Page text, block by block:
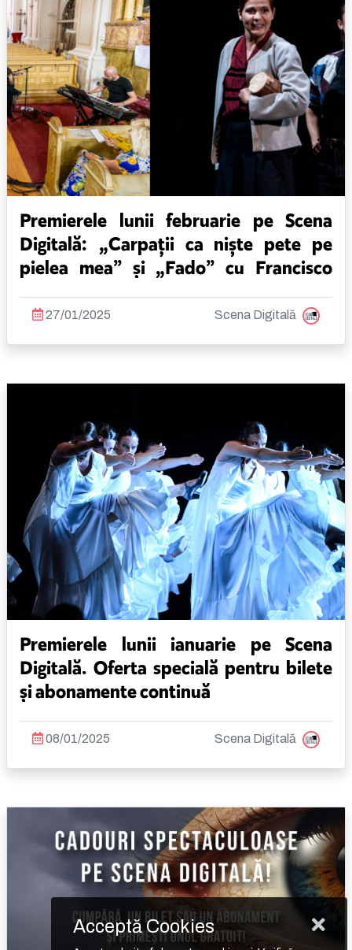
Premierele lunii februarie pe Scena
Digitală: „Carpații ca niște pete pe
pielea mea” și „Fado” cu Francisco
Moreira!
27/01/2025 Scena Digitală
Premierele lunii ianuarie pe Scena
Digitală. Oferta specială pentru bilete
și abonamente continuă
08/01/2025 Scena Digitală
Acceptă Cookies